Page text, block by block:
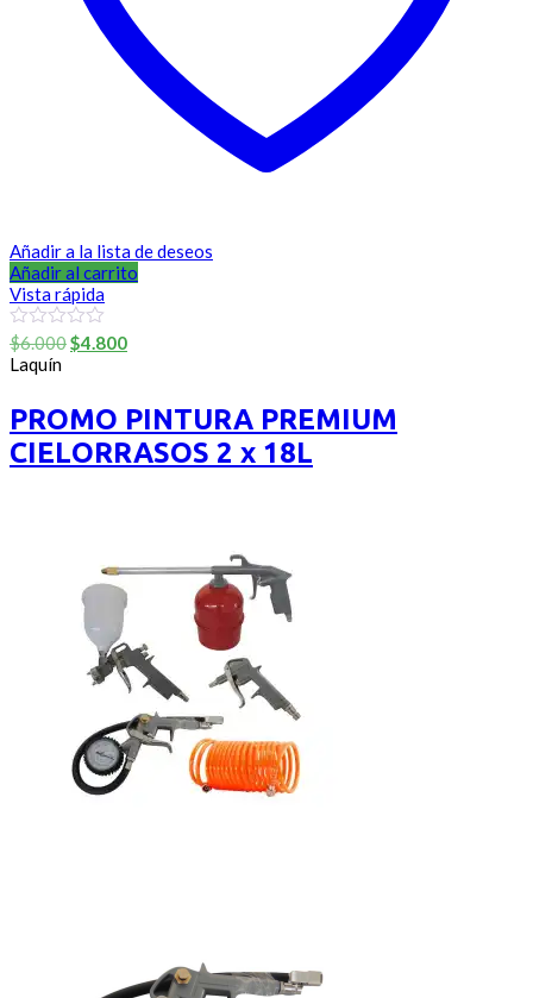
Añadir a la lista de deseos
Añadir al carrito
Vista rápida
0
out
of
$6.000El
era:
$6.000.
$4.800El
es:
$4.800.
Laquín
PROMO PINTURA PREMIUM
CIELORRASOS 2 x 18L